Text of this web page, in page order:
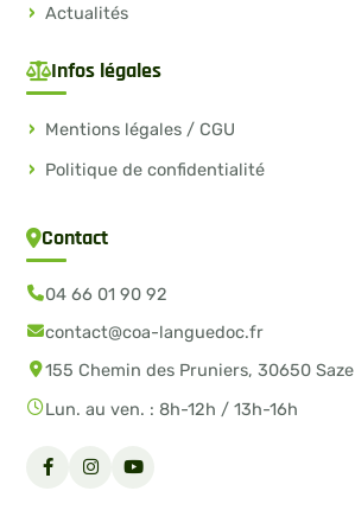
Actualités
Infos légales
Mentions légales / CGU
Politique de confidentialité
Contact
04 66 01 90 92
contact@coa-languedoc.fr
155 Chemin des Pruniers, 30650 Saze
Lun. au ven. : 8h-12h / 13h-16h